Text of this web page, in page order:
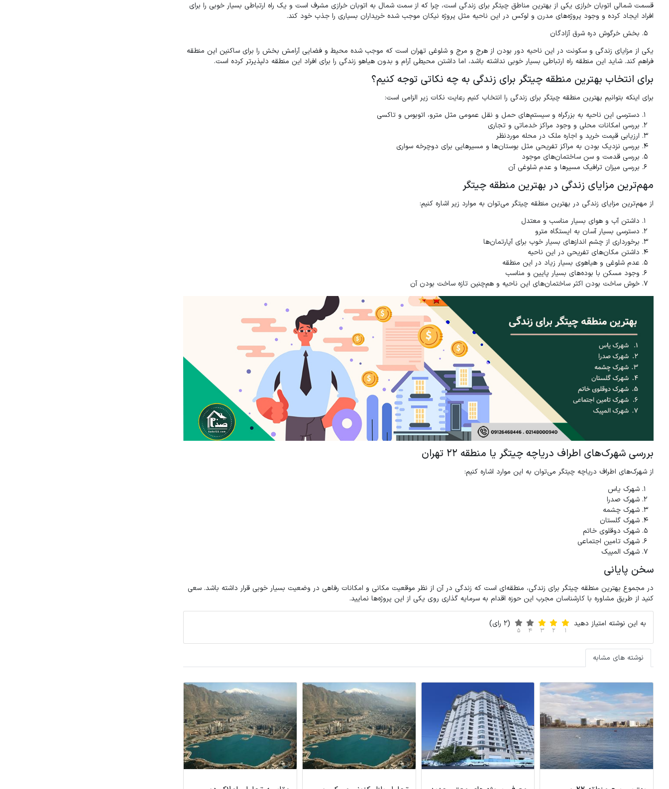
قسمت شمالی اتوبان خرازی یکی از بهترین مناطق چیتگر برای زندگی است، چرا که از سمت شمال به اتوبان خرازی مشرف است و یک راه ارتباطی بسیار خوبی را برای
افراد ایجاد کرده و وجود پروژه‌های مدرن و لوکس در این ناحیه مثل پروژه نیکان موجب شده خریداران بسیاری را جذب خود کند.
بخش خرگوش دره شرق آزادگان
یکی از مزایای زندگی و سکونت در این ناحیه دور بودن از هرج و مرج و شلوغی تهران است که موجب شده محیط و فضایی آرامش بخش را برای ساکنین این منطقه
فراهم کند. شاید این منطقه راه ارتباطی بسیار خوبی نداشته باشد، اما داشتن محیطی آرام و بدون هیاهو زندگی را برای افراد این منطقه دلپذیرتر کرده است.
برای انتخاب بهترین منطقه چیتگر برای زندگی به چه نکاتی توجه کنیم؟
برای اینکه بتوانیم بهترین منطقه چیتگر برای زندگی را انتخاب کنیم رعایت نکات زیر الزامی است:
دسترسی این ناحیه به بزرگراه و سیستم‌های حمل و نقل عمومی مثل مترو، اتوبوس و تاکسی
بررسی امکانات محلی و وجود مراکز خدماتی و تجاری
ارزیابی قیمت خرید و اجاره ملک در محله موردنظر
بررسی نزدیک بودن به مراکز تفریحی مثل بوستان‌ها و مسیرهایی برای دوچرخه سواری
بررسی قدمت و سن ساختمان‌های موجود
بررسی میزان ترافیک مسیرها و عدم شلوغی آن
مهم‌ترین مزایای زندگی در بهترین منطقه چیتگر
از مهم‌ترین مزایای زندگی در بهترین منطقه چیتگر می‌توان به موارد زیر اشاره کنیم:
داشتن آب و هوای بسیار مناسب و معتدل
دسترسی بسیار آسان به ایستگاه مترو
برخورداری از چشم اندازهای بسیار خوب برای آپارتمان‌ها
داشتن مکان‌های تفریحی در این ناحیه
عدم شلوغی و هیاهوی بسیار زیاد در این منطقه
وجود مسکن با بوده‌های بسیار پایین و مناسب
خوش ساخت بودن اکثر ساختمان‌های این ناحیه و هم‌چنین تازه ساخت بودن آن
بررسی شهرک‌های اطراف دریاچه چیتگر یا منطقه 22 تهران
از شهرک‌های اطراف دریاچه چیتگر می‌توان به این موارد اشاره کنیم:
شهرک یاس
شهرک صدرا
شهرک چشمه
شهرک گلستان
شهرک دوقلوی خاتم
شهرک تامین اجتماعی
شهرک المپیک
سخن پایانی
در مجموع بهترین منطقه چیتگر برای زندگی، منطقه‌ای است که زندگی در آن از نظر موقعیت مکانی و امکانات رفاهی در وضعیت بسیار خوبی قرار داشته باشد. سعی
کنید از طریق مشاوره با کارشناسان مجرب این حوزه اقدام به سرمایه گذاری روی یکی از این پروژه‌ها نمایید.
به این نوشته امتیاز دهید
1
2
3
4
5
(2 رای)
نوشته های مشابه